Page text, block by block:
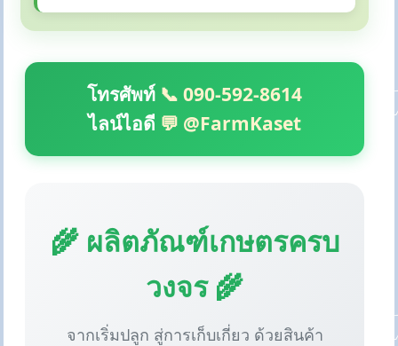
โทรศัพท์ 📞 090-592-8614
ไลน์ไอดี 💬 @FarmKaset
🌾 ผลิตภัณฑ์เกษตรครบ
วงจร 🌾
จากเริ่มปลูก สู่การเก็บเกี่ยว ด้วยสินค้า